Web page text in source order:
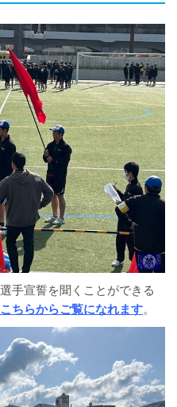
手宣誓を聞くことができる
ちらからご覧になれます。